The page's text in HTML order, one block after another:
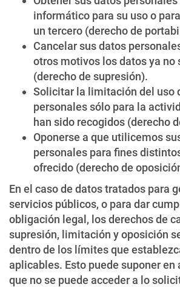
informático para su uso o
un tercero (derecho de
Cancelar sus datos
otros motivos los datos ya no
(derecho de supresión).
Solicitar la limitación del uso
personales sólo para la
han sido recogidos (derecho
Oponerse a que utilicemos
personales para fines
ofrecido (derecho de
En el caso de datos tratados para
servicios públicos, o para dar
obligación legal, los derechos de
supresión, limitación y oposición
dentro de los límites que
aplicables. Esto puede suponer en
que no se puede acceder a lo